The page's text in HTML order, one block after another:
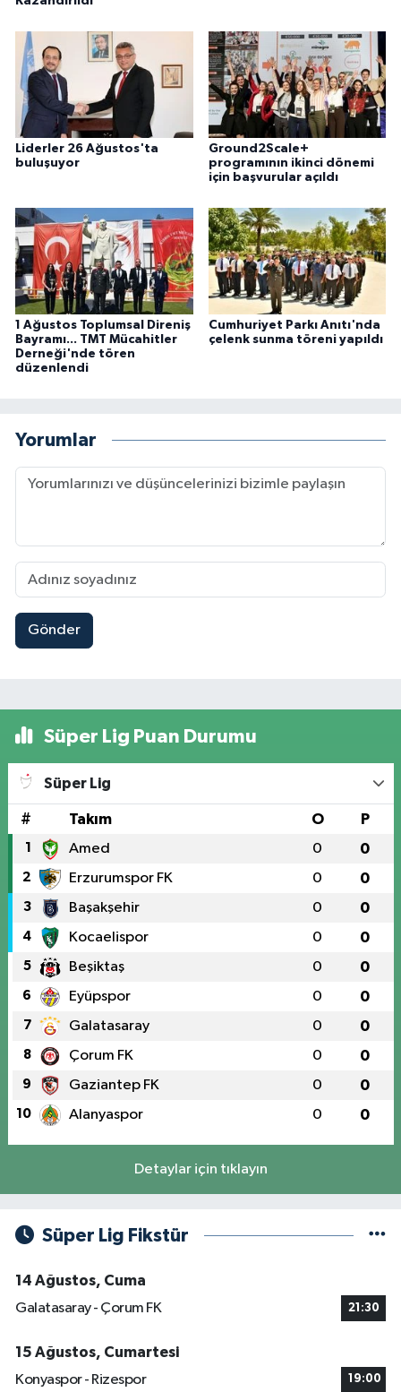
Liderler 26 Ağustos'ta
buluşuyor
Ground2Scale+
programının ikinci dönemi
için başvurular açıldı
1 Ağustos Toplumsal Direniş
Bayramı... TMT Mücahitler
Derneği'nde tören
düzenlendi
Cumhuriyet Parkı Anıtı'nda
çelenk sunma töreni yapıldı
Yorumlar
Gönder
Süper Lig Puan Durumu
Süper Lig
# Takım O P
1 Amed 0 0
2 Erzurumspor FK 0 0
3 Başakşehir 0 0
4 Kocaelispor 0 0
5 Beşiktaş 0 0
6 Eyüpspor 0 0
7 Galatasaray 0 0
8 Çorum FK 0 0
9 Gaziantep FK 0 0
10 Alanyaspor 0 0
Detaylar için tıklayın
Süper Lig Fikstür
14 Ağustos, Cuma
Galatasaray - Çorum FK
21:30
15 Ağustos, Cumartesi
Konyaspor - Rizespor
19:00